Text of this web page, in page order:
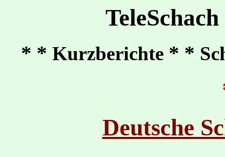
* *Kurzberichte* *
Deutsche